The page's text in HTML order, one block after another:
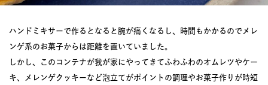
ハンドミキサーで作るとなると腕が痛くなるし、時間もかかるのでメレ
ンゲ系のお菓子からは距離を置いていました。
しかし、このコンテナが我が家にやってきてふわふわのオムレツやケー
キ、メレンゲクッキーなど泡立てがポイントの調理やお菓子作りが時短